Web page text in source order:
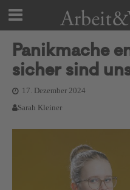
Panikmache
sicher sind
17. Dezember 2024
Sarah Kleiner